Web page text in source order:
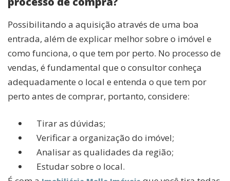
Possibilitando a aquisição através de uma boa
entrada, além de explicar melhor sobre o imóvel e
como funciona, o que tem por perto. No processo de
vendas, é fundamental que o consultor conheça
adequadamente o local e entenda o que tem por
perto antes de comprar, portanto, considere:
Tirar as dúvidas;
Verificar a organização do imóvel;
Analisar as qualidades da região;
Estudar sobre o local.